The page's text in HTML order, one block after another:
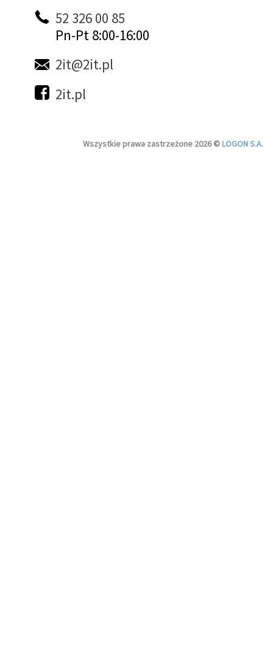
52 326 00 85
Pn-Pt 8:00-16:00
2it@2it.pl
2it.pl
Wszystkie prawa zastrzeżone 2026 ©LOGON S.A.